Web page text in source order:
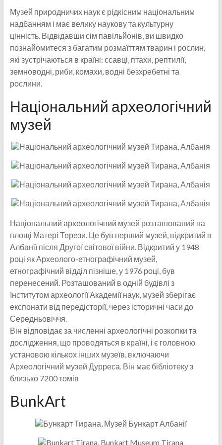
Музей природничих наук є рідкісним національним
надбанням і має велику наукову та культурну
цінність. Відвідавши сім павільйонів, ви швидко
познайомитеся з багатим розмаїттям тварин і рослин,
які зустрічаються в країні: ссавці, птахи, рептилії,
земноводні, риби, комахи, водні безхребетні та
рослини.
Національний археологічний
музей
Національний археологічний музей розташований на
площі Матері Терези. Це був перший музей, відкритий в
Албанії після Другої світової війни. Відкритий у 1948
році як Археолого-етнографічний музей,
етнографічний відділ пізніше, у 1976 році, був
перенесений. Розташований в одній будівлі з
Інститутом археології Академії наук, музей зберігає
експонати від передісторії, через історичні часи до
Середньовіччя.
Він відповідає за численні археологічні розкопки та
дослідження, що проводяться в країні, і є головною
установою кількох інших музеїв, включаючи
Археологічний музей Дурреса. Він має бібліотеку з
близько 7200 томів
BunkArt